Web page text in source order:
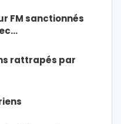
FM sanctionnés
rattrapés par